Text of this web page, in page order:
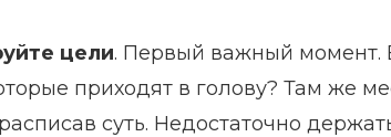
цели. Первый важный момент.
приходят в голову? Там же
суть. Недостаточно